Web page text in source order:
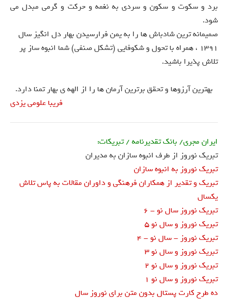
برد و سکوت و سکون و سردی به نغمه و حرکت و گرمی مبدل می
شود.
صمیمانه ترین شادباش ها را به یمن فرارسیدن بهار دل انگیز سال
1391 ، همراه با تحول و شکوفایی (تشکل صنفی) شما انبوه ساز پر
تلاش پذیرا باشید.
بهترین آرزوها و تحقق برترین آرمان ها را از الهه ی بهار تمنا دارد.
فریبا علومی یزدی
ایران مجری/ بانک تقدیرنامه / تبریکات:
تبریک نوروز از طرف انبوه سازان به مدیران
تبریک نوروز به انبوه سازان
تبریک و تقدیر از همکاران فرهنگی و داوران مقالات به پاس تلاش
یکسال
تبریک نوروز سال نو - 6
تبریک نوروز و سال نو 5
تبریک نوروز - سال نو - 4
تبریک نوروز و سال نو 3
تبریک نوروز و سال نو 2
تبریک نوروز و سال نو 1
ده طرح کارت پستال بدون متن برای نوروز سال